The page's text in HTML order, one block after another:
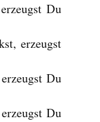
Du
erzeugst
Du
Du